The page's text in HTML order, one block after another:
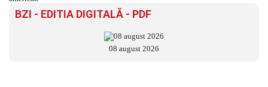
BZI - EDITIA DIGITALĂ - PDF
08 august 2026